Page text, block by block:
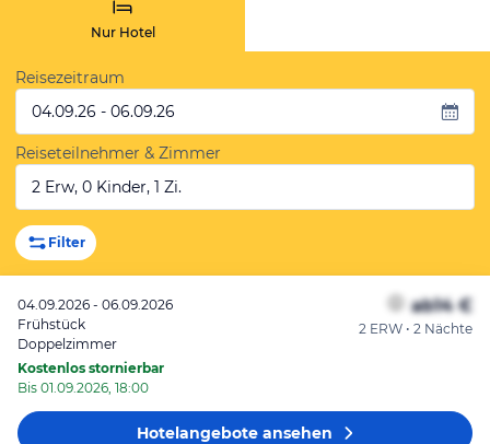
Nur Hotel
Reisezeitraum
04.09.26 - 06.09.26
Reiseteilnehmer & Zimmer
2 Erw, 0 Kinder, 1 Zi.
Filter
04.09.2026 - 06.09.2026
Frühstück
Doppelzimmer
Kostenlos stornierbar
Bis 01.09.2026, 18:00
ab14 €
2 ERW • 2 Nächte
Hotelangeboteansehen